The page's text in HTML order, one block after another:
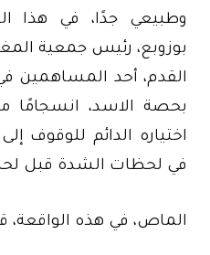
وطبيعي جدًا، في هذا
بوزوبع، رئيس جمعية
القدم، أحد المساهمين
بحصة الاسد، انسجامًا
اختياره الدائم للوقوف
في لحظات الشدة قبل
الماص، في هذه الواقعة،